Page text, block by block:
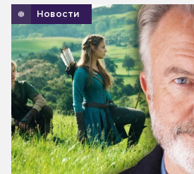
Новости